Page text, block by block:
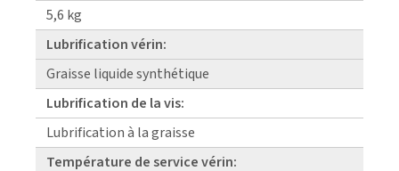
5,6 kg
Lubrification vérin:
Graisse liquide synthétique
Lubrification de la vis:
Lubrification à la graisse
Température de service vérin: